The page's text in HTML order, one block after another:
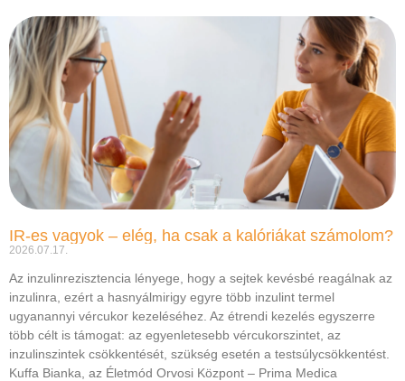
IR-es vagyok – elég, ha csak a kalóriákat számolom?
2026.07.17.
Az inzulinrezisztencia lényege, hogy a sejtek kevésbé reagálnak az
inzulinra, ezért a hasnyálmirigy egyre több inzulint termel
ugyanannyi vércukor kezeléséhez. Az étrendi kezelés egyszerre
több célt is támogat: az egyenletesebb vércukorszintet, az
inzulinszintek csökkentését, szükség esetén a testsúlycsökkentést.
Kuffa Bianka, az Életmód Orvosi Központ – Prima Medica